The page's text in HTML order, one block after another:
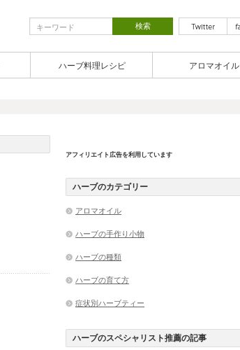
ハーブ料理レシピ アロマオイル
アフィリエイト広告を利用しています
ハーブのカテゴリー
アロマオイル
ハーブの手作り小物
ハーブの種類
ハーブの育て方
症状別ハーブティー
ハーブのスペシャリスト推薦の記事